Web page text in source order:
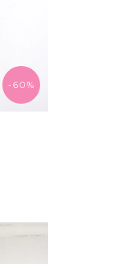
-60%